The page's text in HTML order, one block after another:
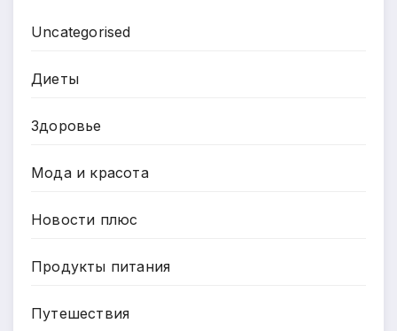
Uncategorised
Диеты
Здоровье
Мода и красота
Новости плюс
Продукты питания
Путешествия